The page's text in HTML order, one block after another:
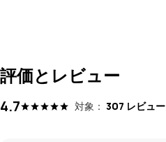
評価とレビュー
4.7 対象： 307 レビュー